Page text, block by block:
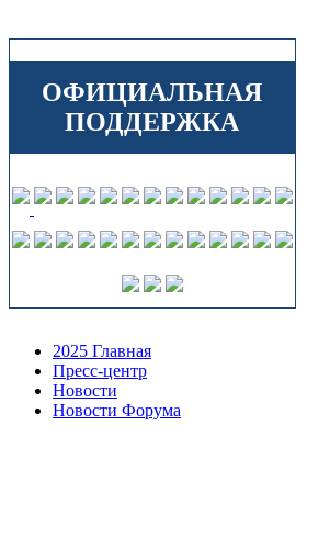
ОФИЦИАЛЬНАЯ
ПОДДЕРЖКА
2025 Главная
Пресс-центр
Новости
Новости Форума